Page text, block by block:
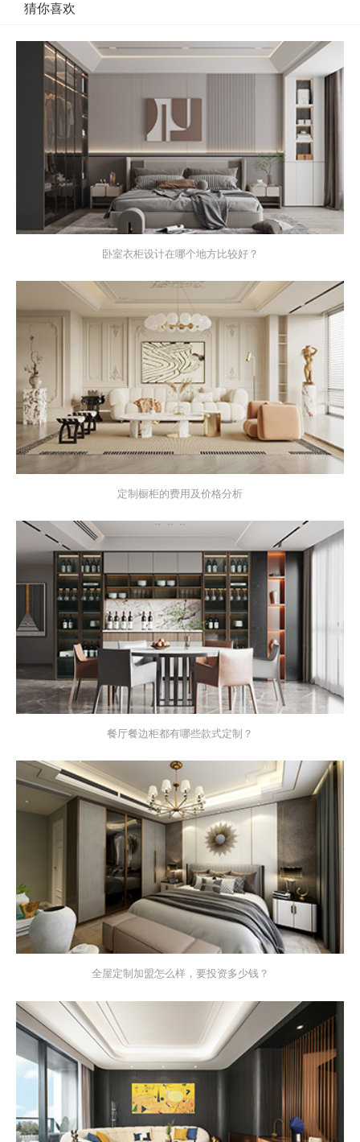
猜你喜欢
卧室衣柜设计在哪个地方比较好？
定制橱柜的费用及价格分析
餐厅餐边柜都有哪些款式定制？
全屋定制加盟怎么样，要投资多少钱？